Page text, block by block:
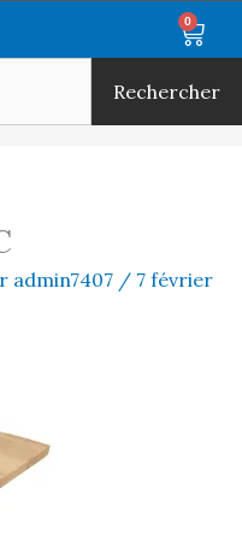
0
Rechercher
admin7407 / 7 février